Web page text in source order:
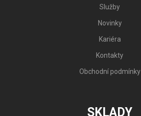
Služby
Novinky
Kariéra
Kontakty
Obchodní podmínky
SKLADY